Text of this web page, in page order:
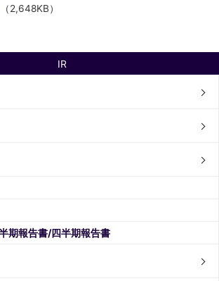
IR
期報告書/四半期報告書
（2,648KB）